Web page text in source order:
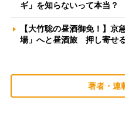
ギ」を知らないって本当
【大竹聡の昼酒御免！】京
場」へと昼酒旅 押し寄せ
著者・連